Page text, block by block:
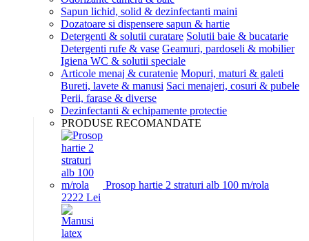
Sapun lichid, solid & dezinfectanti maini
Dozatoare si dispensere sapun & hartie
Detergenti & solutii curatare Solutii baie & bucatarie
Detergenti rufe & vase Geamuri, pardoseli & mobilier
Igiena WC & solutii speciale
Articole menaj & curatenie Mopuri, maturi & galeti
Bureti, lavete & manusi Saci menajeri, cosuri & pubele
Perii, farase & diverse
Dezinfectanti & echipamente protectie
PRODUSE RECOMANDATE
Prosop hartie 2 straturi alb 100 m/rola
2222 Lei